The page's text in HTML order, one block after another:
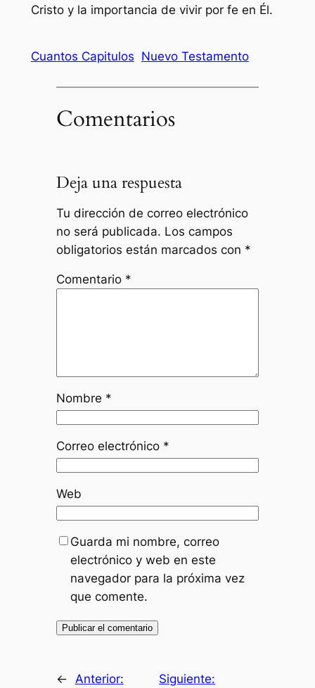
Cristo y la importancia de vivir por fe en Él.
Cuantos Capitulos Nuevo Testamento
Comentarios
Deja una respuesta
Tu dirección de correo electrónico
no será publicada. Los campos
obligatorios están marcados con *
Comentario *
Nombre *
Correo electrónico *
Web
Guarda mi nombre, correo
electrónico y web en este
navegador para la próxima vez
que comente.
← Anterior:
Siguiente: